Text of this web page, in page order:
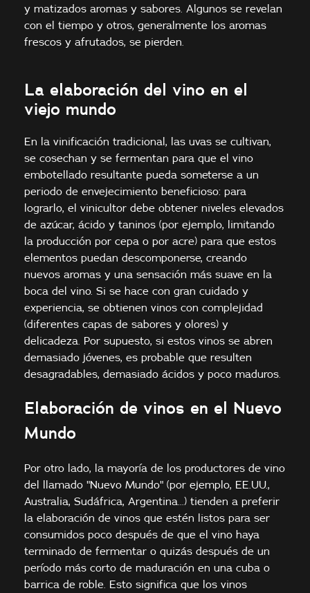
y matizados aromas y sabores. Algunos se revelan
con el tiempo y otros, generalmente los aromas
frescos y afrutados, se pierden.
La elaboración del vino en el
viejo mundo
En la vinificación tradicional, las uvas se cultivan,
se cosechan y se fermentan para que el vino
embotellado resultante pueda someterse a un
periodo de envejecimiento beneficioso: para
lograrlo, el vinicultor debe obtener niveles elevados
de azúcar, ácido y taninos (por ejemplo, limitando
la producción por cepa o por acre) para que estos
elementos puedan descomponerse, creando
nuevos aromas y una sensación más suave en la
boca del vino. Si se hace con gran cuidado y
experiencia, se obtienen vinos con complejidad
(diferentes capas de sabores y olores) y
delicadeza. Por supuesto, si estos vinos se abren
demasiado jóvenes, es probable que resulten
desagradables, demasiado ácidos y poco maduros.
Elaboración de vinos en el Nuevo
Mundo
Por otro lado, la mayoría de los productores de vino
del llamado "Nuevo Mundo" (por ejemplo, EE.UU.,
Australia, Sudáfrica, Argentina...) tienden a preferir
la elaboración de vinos que estén listos para ser
consumidos poco después de que el vino haya
terminado de fermentar o quizás después de un
período más corto de maduración en una cuba o
barrica de roble. Esto significa que los vinos